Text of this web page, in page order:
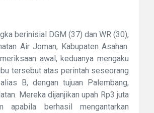
berinisial DGM (37) dan WR (30),
Air Joman, Kabupaten Asahan.
awal, keduanya mengaku
tersebut atas perintah seseorang
B, dengan tujuan Palembang,
Mereka dijanjikan upah Rp3 juta
apabila berhasil mengantarkan